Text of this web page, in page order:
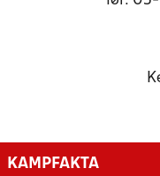
KAMPFAKTA